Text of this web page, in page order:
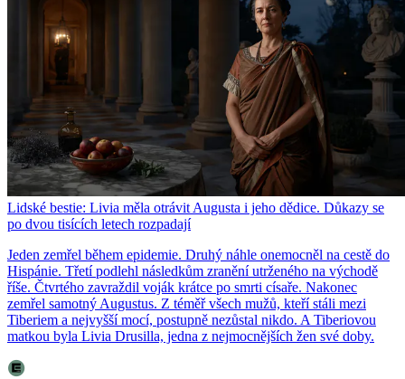
Lidské bestie: Livia měla otrávit Augusta i jeho dědice. Důkazy se
po dvou tisících letech rozpadají
Jeden zemřel během epidemie. Druhý náhle onemocněl na cestě do
Hispánie. Třetí podlehl následkům zranění utrženého na východě
říše. Čtvrtého zavraždil voják krátce po smrti císaře. Nakonec
zemřel samotný Augustus. Z téměř všech mužů, kteří stáli mezi
Tiberiem a nejvyšší mocí, postupně nezůstal nikdo. A Tiberiovou
matkou byla Livia Drusilla, jedna z nejmocnějších žen své doby.